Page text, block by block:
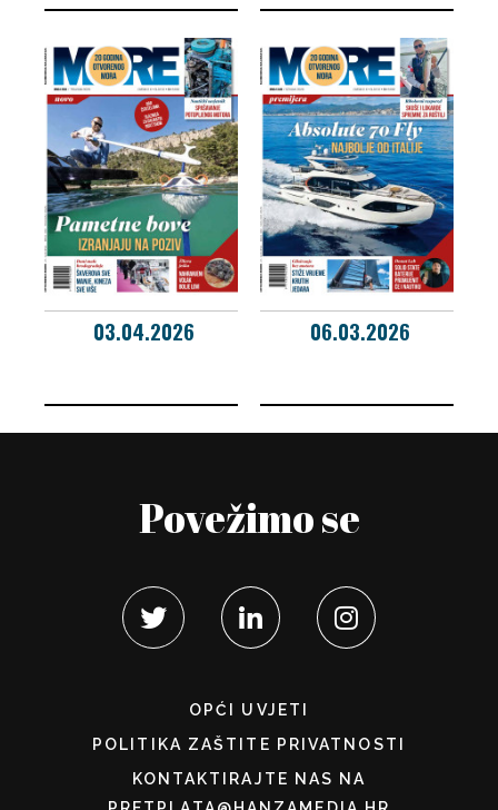
03.04.2026 06.03.2026
Povežimo se
OPĆI UVJETI
POLITIKA ZAŠTITE PRIVATNOSTI
KONTAKTIRAJTE NAS NA